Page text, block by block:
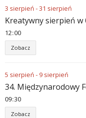
3 sierpień -31 sierpień
Kreatywny sierpień w
12:00
Zobacz
5 sierpień - 9 sierpień
34. Międzynarodowy
09:30
Zobacz